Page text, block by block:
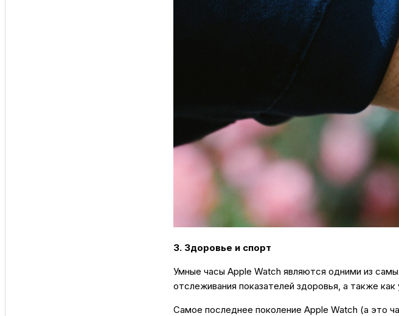
3. Здоровье и спорт
Умные часы Apple Watch являются одними из
отслеживания показателей здоровья, а также
Самое последнее поколение Apple Watch (а это